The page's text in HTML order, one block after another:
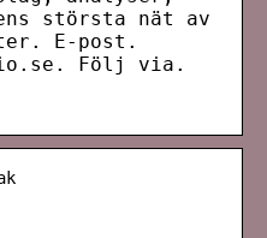
största nät av
E-post.
Följ via.